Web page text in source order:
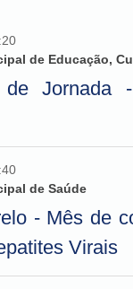
de Educação,
de Jornada
de Saúde
- Mês de
Virais